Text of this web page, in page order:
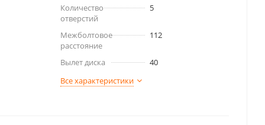
Количество
отверстий
5
Межболтовое
расстояние
112
Вылет диска
40
Все характеристики